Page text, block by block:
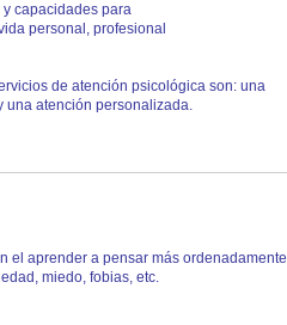
capacidades para
personal, profesional
de atención psicológica son: una
una atención personalizada.
el aprender a pensar más ordenadamente
miedo, fobias, etc.